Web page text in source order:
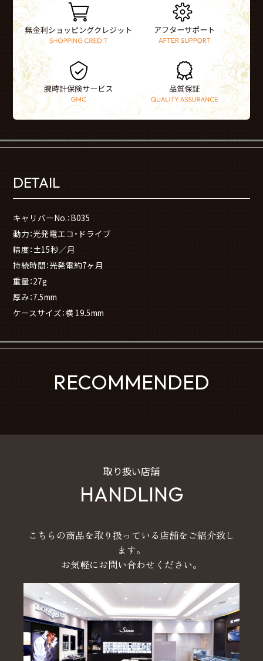
DETAIL
キャリバーNo.：B035
動力：光発電エコ・ドライブ
精度：±15秒／月
持続時間：光発電約7ヶ月
重量：27g
厚み：7.5mm
ケースサイズ：横 19.5mm
RECOMMENDED
取り扱い店舗
HANDLING
こちらの商品を取り扱っている店舗をご紹介致し
ます。
お気軽にお問い合わせください。